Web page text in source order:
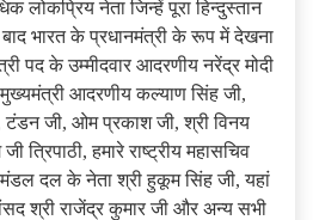
लोकप्रिय नेता जिन्हें पूरा हिन्दुस्तान
भारत के प्रधानमंत्री के रूप में देखना
पद के उम्मीदवार आदरणीय नरेंद्र मोदी
आदरणीय कल्याण सिंह जी,
जी, ओम प्रकाश जी, श्री विनय
त्रिपाठी, हमारे राष्ट्रीय महासचिव
दल के नेता श्री हुकूम सिंह जी, यहां
श्री राजेंद्र कुमार जी और अन्य सभी